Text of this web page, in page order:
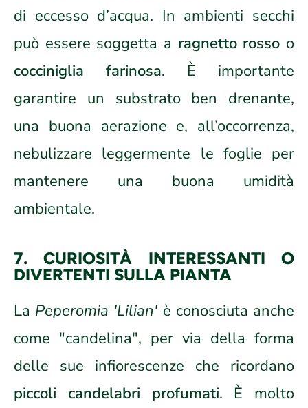
di eccesso d’acqua. In ambienti secchi
può essere soggetta a ragnetto rosso o
cocciniglia farinosa. È importante
garantire un substrato ben drenante,
una buona aerazione e, all’occorrenza,
nebulizzare leggermente le foglie per
mantenere una buona umidità
ambientale.
7. CURIOSITÀ INTERESSANTI O
DIVERTENTI SULLA PIANTA
La Peperomia 'Lilian' è conosciuta anche
come "candelina", per via della forma
delle sue infiorescenze che ricordano
piccoli candelabri profumati. È molto